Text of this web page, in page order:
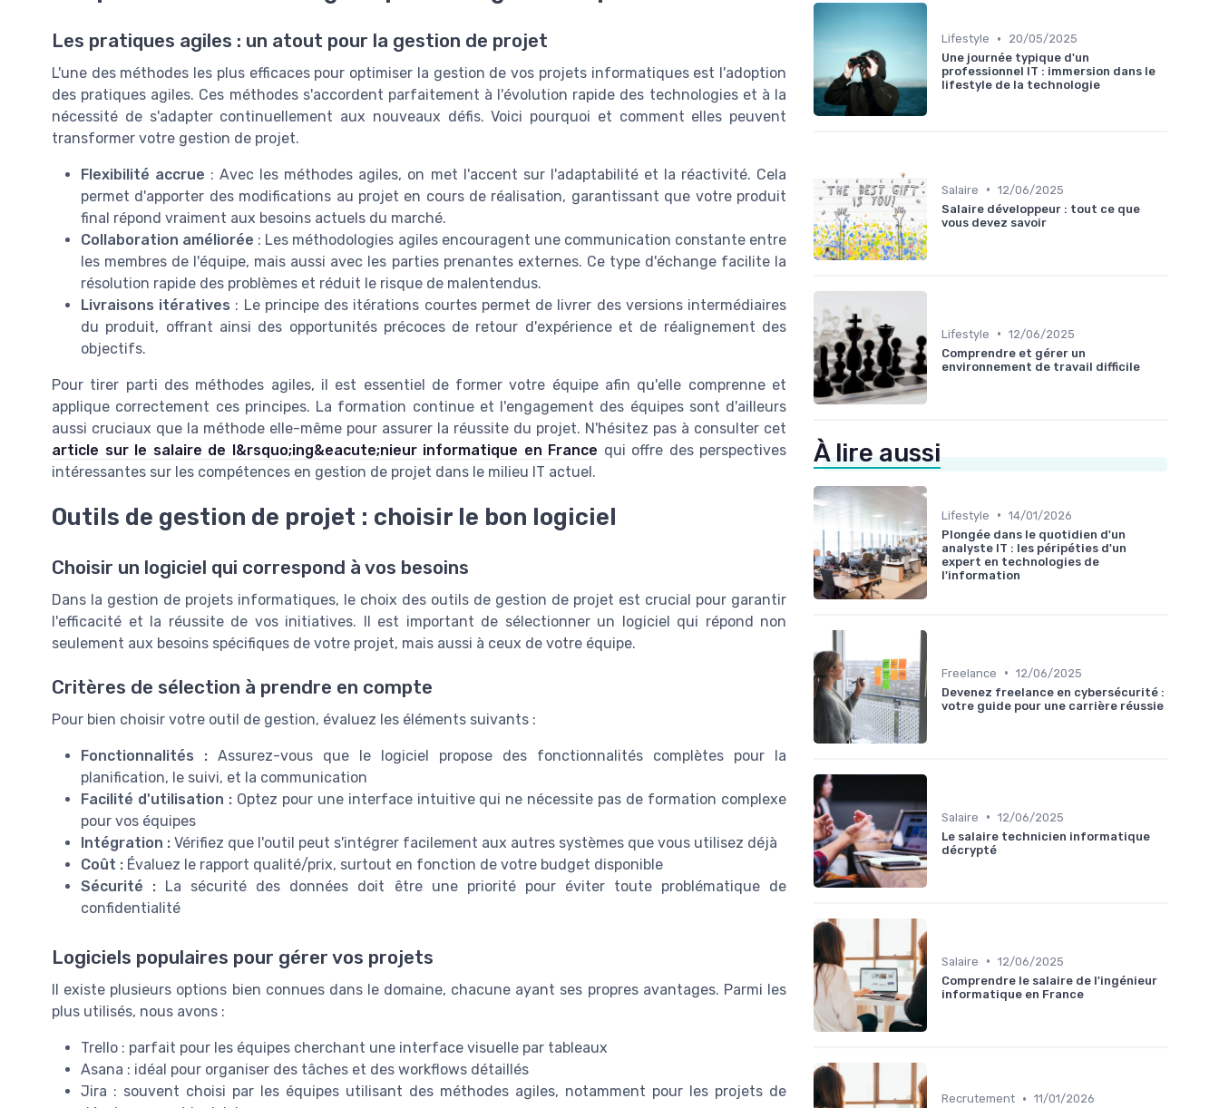
Les pratiques agiles : un atout pour la gestion de projet
L'une des méthodes les plus efficaces pour optimiser la gestion de vos projets informatiques est l'adoption
des pratiques agiles. Ces méthodes s'accordent parfaitement à l'évolution rapide des technologies et à la
nécessité de s'adapter continuellement aux nouveaux défis. Voici pourquoi et comment elles peuvent
transformer votre gestion de projet.
Flexibilité accrue : Avec les méthodes agiles, on met l'accent sur l'adaptabilité et la réactivité. Cela
permet d'apporter des modifications au projet en cours de réalisation, garantissant que votre produit
final répond vraiment aux besoins actuels du marché.
Collaboration améliorée : Les méthodologies agiles encouragent une communication constante entre
les membres de l'équipe, mais aussi avec les parties prenantes externes. Ce type d'échange facilite la
résolution rapide des problèmes et réduit le risque de malentendus.
Livraisons itératives : Le principe des itérations courtes permet de livrer des versions intermédiaires
du produit, offrant ainsi des opportunités précoces de retour d'expérience et de réalignement des
objectifs.
Pour tirer parti des méthodes agiles, il est essentiel de former votre équipe afin qu'elle comprenne et
applique correctement ces principes. La formation continue et l'engagement des équipes sont d'ailleurs
aussi cruciaux que la méthode elle-même pour assurer la réussite du projet. N'hésitez pas à consulter cet
article sur le salaire de l&rsquo;ing&eacute;nieur informatique en France qui offre des perspectives
intéressantes sur les compétences en gestion de projet dans le milieu IT actuel.
Outils de gestion de projet : choisir le bon logiciel
Choisir un logiciel qui correspond à vos besoins
Dans la gestion de projets informatiques, le choix des outils de gestion de projet est crucial pour garantir
l'efficacité et la réussite de vos initiatives. Il est important de sélectionner un logiciel qui répond non
seulement aux besoins spécifiques de votre projet, mais aussi à ceux de votre équipe.
Critères de sélection à prendre en compte
Pour bien choisir votre outil de gestion, évaluez les éléments suivants :
Fonctionnalités : Assurez-vous que le logiciel propose des fonctionnalités complètes pour la
planification, le suivi, et la communication
Facilité d'utilisation :Optez pour une interface intuitive qui ne nécessite pas de formation complexe
pour vos équipes
Intégration : Vérifiez que l'outil peut s'intégrer facilement aux autres systèmes que vous utilisez déjà
Coût : Évaluez le rapport qualité/prix, surtout en fonction de votre budget disponible
Sécurité : La sécurité des données doit être une priorité pour éviter toute problématique de
confidentialité
Logiciels populaires pour gérer vos projets
Il existe plusieurs options bien connues dans le domaine, chacune ayant ses propres avantages. Parmi les
plus utilisés, nous avons :
Trello : parfait pour les équipes cherchant une interface visuelle par tableaux
Asana : idéal pour organiser des tâches et des workflows détaillés
Jira : souvent choisi par les équipes utilisant des méthodes agiles, notamment pour les projets de
Lifestyle •
20/05/2025
Une journée typique d'un
professionnel IT : immersion dans le
lifestyle de la technologie
Salaire • 12/06/2025
Salaire développeur : tout ce que
vous devez savoir
Lifestyle • 12/06/2025
Comprendre et gérer un
environnement de travail difficile
À lire aussi
Lifestyle • 14/01/2026
Plongée dans le quotidien d'un
analyste IT : les péripéties d'un
expert en technologies de
l'information
Freelance • 12/06/2025
Devenez freelance en cybersécurité :
votre guide pour une carrière réussie
Salaire • 12/06/2025
Le salaire technicien informatique
décrypté
Salaire • 12/06/2025
Comprendre le salaire de l'ingénieur
informatique en France
Recrutement • 11/01/2026